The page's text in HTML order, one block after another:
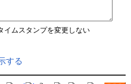
イムスタンプを変更しない
する